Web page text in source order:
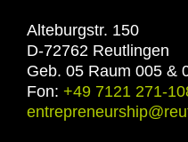
Alteburgstr. 150
D-72762 Reutlingen
Geb. 05 Raum 005 &
Fon: +49 7121 271-